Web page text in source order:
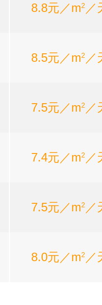
8.8元／m2 ／
8.5元／m2 ／
7.5元／m2 ／
7.4元／m2 ／
7.5元／m2 ／
8.0元／m2 ／